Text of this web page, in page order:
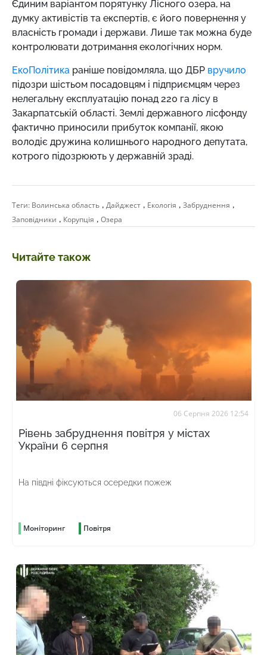
Єдиним варіантом порятунку Лісного озера, на
думку активістів та експертів, є його повернення у
власність громади і держави. Лише так можна буде
контролювати дотримання екологічних норм.
ЕкоПолітика раніше повідомляла, що ДБР вручило
підозри шістьом посадовцям і підприємцям через
нелегальну експлуатацію понад 220 га лісу в
Закарпатській області. Землі державного лісфонду
фактично приносили прибуток компанії, якою
володіє дружина колишнього народного депутата,
котрого підозрюють у державній зраді.
Теги: Волинська область , Дайджест , Екологія , Забруднення ,
Заповідники , Корупція , Озера
Читайте також
06 Серпня 2026 12:54
Рівень забруднення повітря у містах
України 6 серпня
На півдні фіксуються осередки пожеж
Моніторинг Повітря